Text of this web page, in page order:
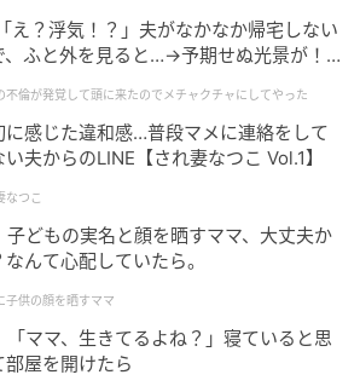
公式訪問
初の公式訪問となったシャルレー
ア王妃と同様にミディ丈のドレス
洗練を兼ね備えた見事な着こなし
着用したのは、オスカー・デ・
カイブルーのレースドレス。透き
引き立てるとともに、ウエストラ
フィット感のあるシルエットとギ
ルトが、そのエレガントなスタイ
。ロマンティックで上品な印象の
中部分に施されたシースルーのデ
え？浮気！？」夫がなかなか帰宅しない
、ふと外を見ると…→予期せぬ光景が！
ャにしてやった
不倫が発覚して頭に来たのでメチャクチャにしてやった
に感じた違和感…普段マメに連絡をして
い夫からのLINE【され妻なつこ Vol.1】
なつこ
どもの実名と顔を晒すママ、大丈夫か
なんて心配していたら。
子供の顔を晒すママ
ママ、生きてるよね？」寝ていると思
部屋を開けたら